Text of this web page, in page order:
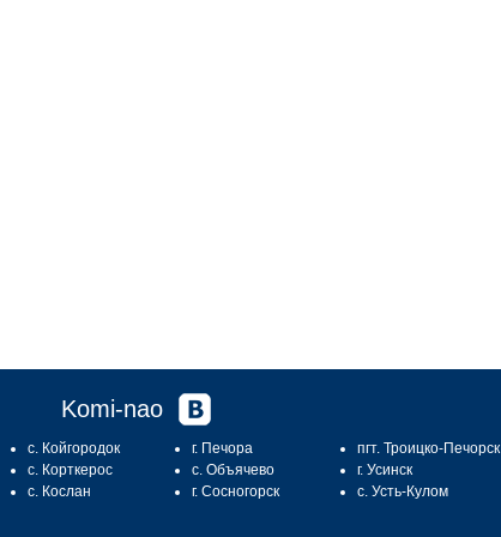
Komi-nao
с. Койгородок
с. Корткерос
с. Кослан
г. Печора
с. Объячево
г. Сосногорск
пгт. Троицко-Печорск
г. Усинск
с. Усть-Кулом